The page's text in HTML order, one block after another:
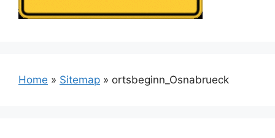
Home » Sitemap » ortsbeginn_Osnabrueck